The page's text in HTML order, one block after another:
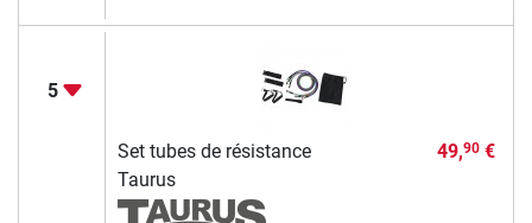
5
Set tubes de résistance
Taurus
49,90€